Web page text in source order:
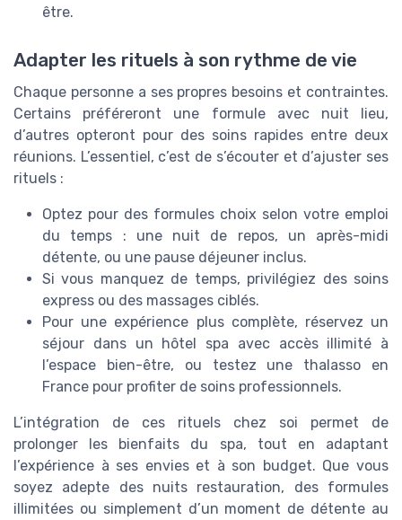
être.
Adapter les rituels à son rythme de vie
Chaque personne a ses propres besoins et contraintes.
Certains préféreront une formule avec nuit lieu,
d’autres opteront pour des soins rapides entre deux
réunions. L’essentiel, c’est de s’écouter et d’ajuster ses
rituels :
Optez pour des formules choix selon votre emploi
du temps : une nuit de repos, un après-midi
détente, ou une pause déjeuner inclus.
Si vous manquez de temps, privilégiez des soins
express ou des massages ciblés.
Pour une expérience plus complète, réservez un
séjour dans un hôtel spa avec accès illimité à
l’espace bien-être, ou testez une thalasso en
France pour profiter de soins professionnels.
L’intégration de ces rituels chez soi permet de
prolonger les bienfaits du spa, tout en adaptant
l’expérience à ses envies et à son budget. Que vous
soyez adepte des nuits restauration, des formules
illimitées ou simplement d’un moment de détente au